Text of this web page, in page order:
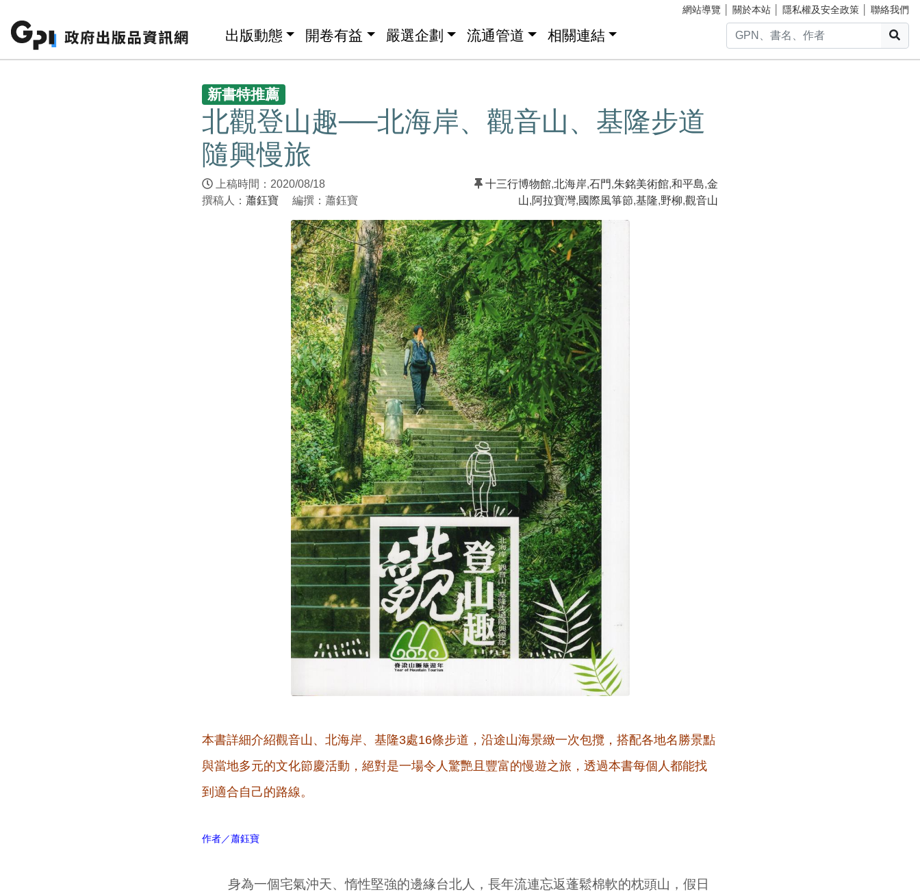
網站導覽 關於本站 隱私權及安全政策 聯絡我們
出版動態 開卷有益 嚴選企劃 流通管道 相關連結
新書特推薦
北觀登山趣──北海岸、觀音山、基隆步道
隨興慢旅
上稿時間：2020/08/18
撰稿人： 蕭鈺寶 編撰：蕭鈺寶
十三行博物館,北海岸,石門,朱銘美術館,和平島,金
山,阿拉寶灣,國際風箏節,基隆,野柳,觀音山
本書詳細介紹觀音山、北海岸、基隆3處16條步道，沿途山海景緻一次包攬，搭配各地名勝景點
與當地多元的文化節慶活動，絕對是一場令人驚艷且豐富的慢遊之旅，透過本書每個人都能找
到適合自己的路線。
作者／蕭鈺寶
身為一個宅氣沖天、惰性堅強的邊緣台北人，長年流連忘返蓬鬆棉軟的枕頭山，假日